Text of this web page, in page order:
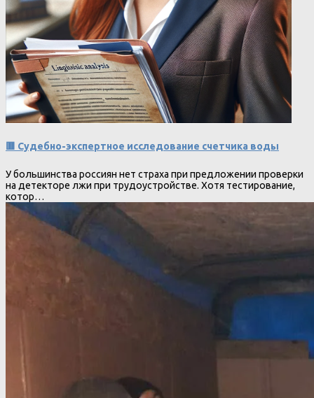
🟥 Судебно-экспертное исследование счетчика воды
У большинства россиян нет страха при предложении проверки
на детекторе лжи при трудоустройстве. Хотя тестирование,
котор…